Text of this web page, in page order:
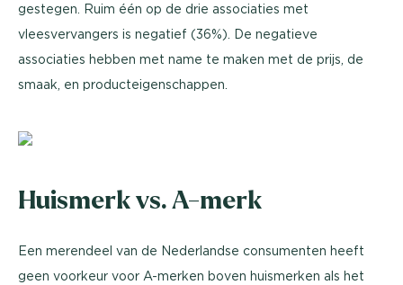
gestegen. Ruim één op de drie associaties met
vleesvervangers is negatief (36%). De negatieve
associaties hebben met name te maken met de prijs, de
smaak, en producteigenschappen.
Huismerk vs. A-merk
Een merendeel van de Nederlandse consumenten heeft
geen voorkeur voor A-merken boven huismerken als het